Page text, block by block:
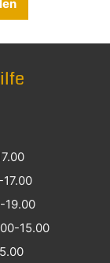
19.00
15.00